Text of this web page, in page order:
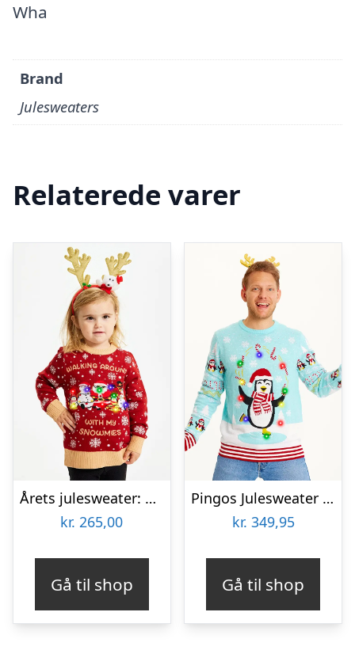
Wha
Brand
Julesweaters
Relaterede varer
Årets julesweater: Walking Around With My Snowmies LED – Børn. Ugly Christmas Sweater lavet i Danmark
kr. 265,00
Gå til shop
Pingos Julesweater LED – herre / mænd
kr. 349,95
Gå til shop